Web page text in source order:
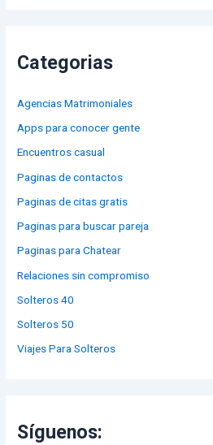
Categorias
Agencias Matrimoniales
Apps para conocer gente
Encuentros casual
Paginas de contactos
Paginas de citas gratis
Paginas para buscar pareja
Paginas para Chatear
Relaciones sin compromiso
Solteros 40
Solteros 50
Viajes Para Solteros
Síguenos: